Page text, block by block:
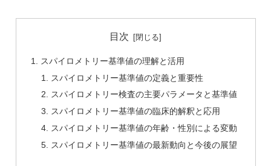
目次
スパイロメトリー基準値の理解と活用
スパイロメトリー基準値の定義と重要性
スパイロメトリー検査の主要パラメータと基準値
スパイロメトリー基準値の臨床的解釈と応用
スパイロメトリー基準値の年齢・性別による変動
スパイロメトリー基準値の最新動向と今後の展望